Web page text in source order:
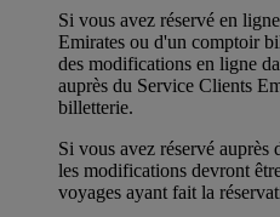
Si vous avez réservé en
Emirates ou d'un comptoir
des modifications en ligne
auprès du Service Clients
billetterie.
Si vous avez réservé auprès
les modifications devront
voyages ayant fait la